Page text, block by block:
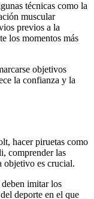
técnicas como la
muscular
previos a la
los momentos más
objetivos
la confianza y la
hacer piruetas como
comprender las
objetivo es crucial.
imitar los
deporte en el que